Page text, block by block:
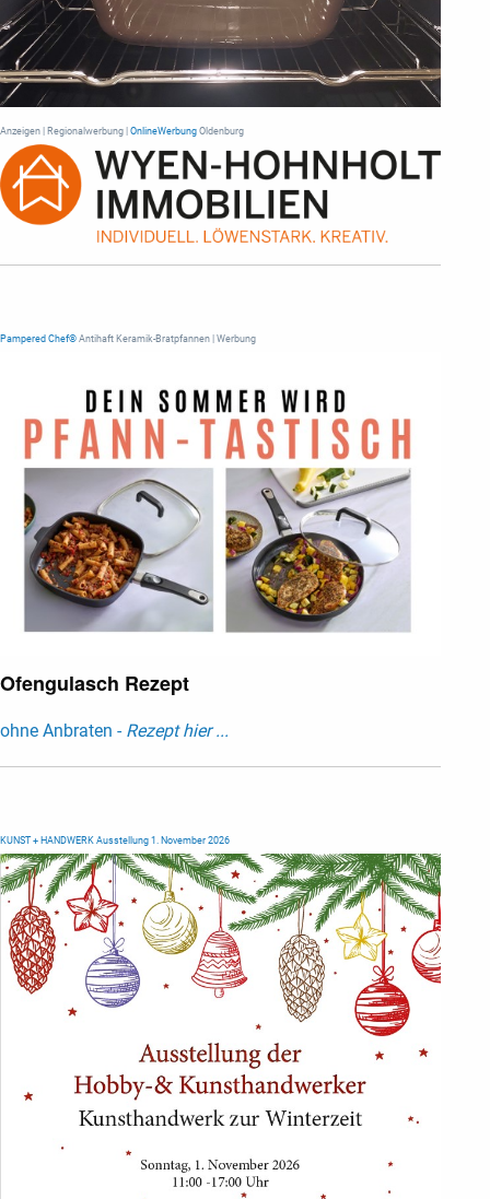
Anzeigen | Regionalwerbung | OnlineWerbung Oldenburg
Pampered Chef® Antihaft Keramik-Bratpfannen | Werbung
Ofengulasch Rezept
ohne Anbraten - Rezept hier ...
KUNST + HANDWERK Ausstellung 1. November 2026